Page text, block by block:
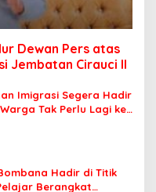
Dewan Pers atas
Jembatan Cirauci II
Imigrasi Segera Hadir
Tak Perlu Lagi ke
Hadir di Titik
Berangkat